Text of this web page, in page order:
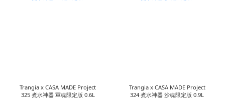
Trangia x CASA MADE Project
325 煮水神器 軍魂限定版 0.6L
Trangia x CASA MADE Project
324 煮水神器 沙魂限定版 0.9L